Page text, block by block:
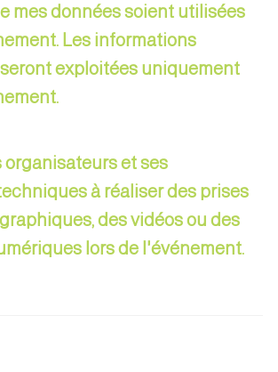
mes données soient utilisées
Les informations
exploitées uniquement
et ses
à réaliser des prises
des vidéos ou des
lors de l'événement.